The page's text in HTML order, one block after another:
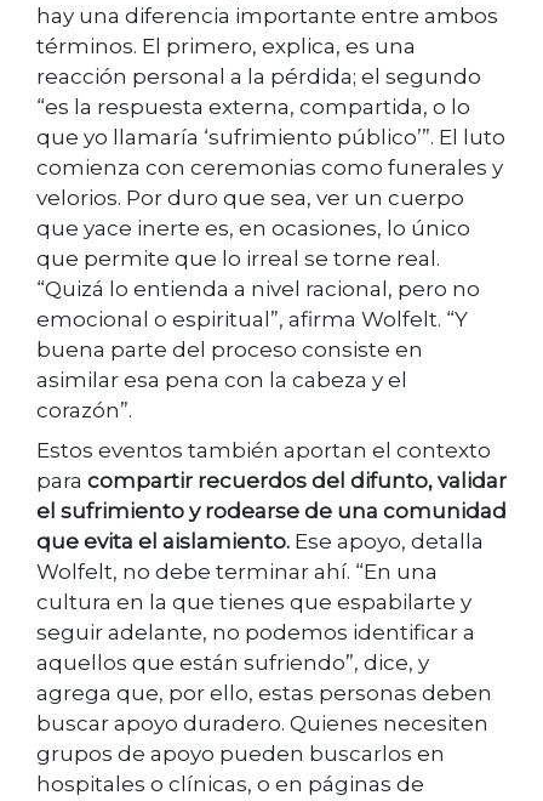
hay una diferencia importante entre ambos
términos. El primero, explica, es una
reacción personal a la pérdida; el segundo
“es la respuesta externa, compartida, o lo
que yo llamaría ‘sufrimiento público’”. El luto
comienza con ceremonias como funerales y
velorios. Por duro que sea, ver un cuerpo
que yace inerte es, en ocasiones, lo único
que permite que lo irreal se torne real.
“Quizá lo entienda a nivel racional, pero no
emocional o espiritual”, afirma Wolfelt. “Y
buena parte del proceso consiste en
asimilar esa pena con la cabeza y el
corazón”.
Estos eventos también aportan el contexto
para compartir recuerdos del difunto, validar
el sufrimiento y rodearse de una comunidad
que evita el aislamiento. Ese apoyo, detalla
Wolfelt, no debe terminar ahí. “En una
cultura en la que tienes que espabilarte y
seguir adelante, no podemos identificar a
aquellos que están sufriendo”, dice, y
agrega que, por ello, estas personas deben
buscar apoyo duradero. Quienes necesiten
grupos de apoyo pueden buscarlos en
hospitales o clínicas, o en páginas de